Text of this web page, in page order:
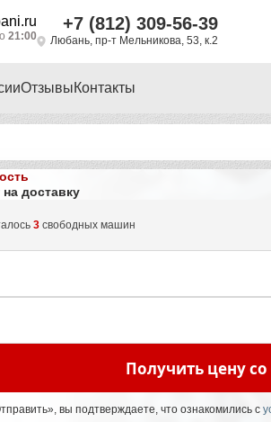
21:00
+7 (812) 309-56-39
Любань, пр-т Мельникова, 53, к.2
ОтзывыКонтакты
доставку
3свободных машин
Получить цену
вы подтверждаете, что ознакомились с